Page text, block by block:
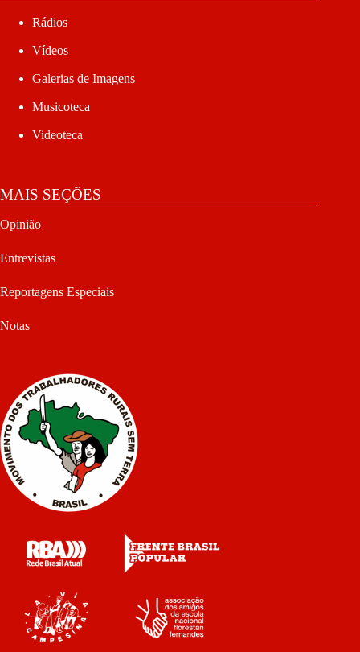
Rádios
Vídeos
Galerias de Imagens
Musicoteca
Videoteca
MAIS SEÇÕES
Opinião
Entrevistas
Reportagens Especiais
Notas